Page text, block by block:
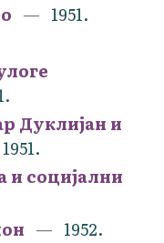
1951.
Дуклијан и
1951.
и социјални
1952.